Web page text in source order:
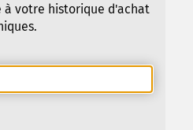
à votre historique d'achat